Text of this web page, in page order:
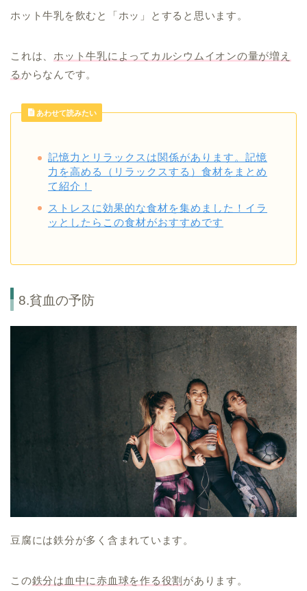
ホット牛乳を飲むと「ホッ」とすると思います。
これは、 ホット牛乳によってカルシウムイオンの量が増え
る からなんです。
あわせて読みたい
記憶力とリラックスは関係があります。記憶
力を高める（リラックスする）食材をまとめ
て紹介！
ストレスに効果的な食材を集めました！イラ
ッとしたらこの食材がおすすめです
8.貧血の予防
豆腐には鉄分が多く含まれています。
この鉄分は血中に赤血球を作る役割 があります。